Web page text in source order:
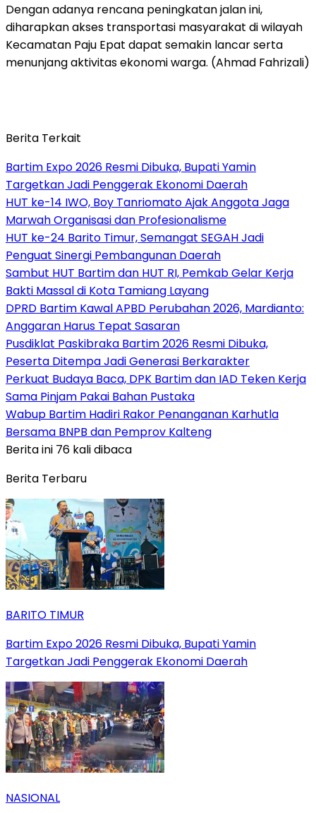
Dengan adanya rencana peningkatan jalan ini,
diharapkan akses transportasi masyarakat di wilayah
Kecamatan Paju Epat dapat semakin lancar serta
menunjang aktivitas ekonomi warga. (Ahmad Fahrizali)
Berita Terkait
Bartim Expo 2026 Resmi Dibuka, Bupati Yamin
Targetkan Jadi Penggerak Ekonomi Daerah
HUT ke-14 IWO, Boy Tanriomato Ajak Anggota Jaga
Marwah Organisasi dan Profesionalisme
HUT ke-24 Barito Timur, Semangat SEGAH Jadi
Penguat Sinergi Pembangunan Daerah
Sambut HUT Bartim dan HUT RI, Pemkab Gelar Kerja
Bakti Massal di Kota Tamiang Layang
DPRD Bartim Kawal APBD Perubahan 2026, Mardianto:
Anggaran Harus Tepat Sasaran
Pusdiklat Paskibraka Bartim 2026 Resmi Dibuka,
Peserta Ditempa Jadi Generasi Berkarakter
Perkuat Budaya Baca, DPK Bartim dan IAD Teken Kerja
Sama Pinjam Pakai Bahan Pustaka
Wabup Bartim Hadiri Rakor Penanganan Karhutla
Bersama BNPB dan Pemprov Kalteng
Berita ini 76 kali dibaca
Berita Terbaru
BARITO TIMUR
Bartim Expo 2026 Resmi Dibuka, Bupati Yamin
Targetkan Jadi Penggerak Ekonomi Daerah
NASIONAL